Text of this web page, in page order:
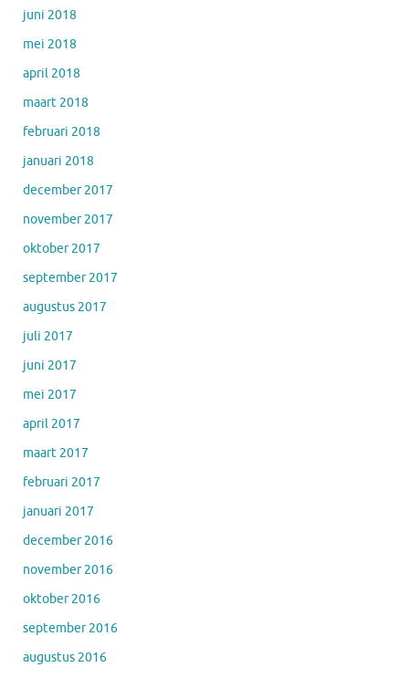
juni 2018
mei 2018
april 2018
maart 2018
februari 2018
januari 2018
december 2017
november 2017
oktober 2017
september 2017
augustus 2017
juli 2017
juni 2017
mei 2017
april 2017
maart 2017
februari 2017
januari 2017
december 2016
november 2016
oktober 2016
september 2016
augustus 2016